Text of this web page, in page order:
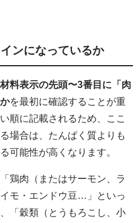
ンになっているか
料表示の先頭〜3番目に「肉
を最初に確認することが重
順に記載されるため、ここ
場合は、たんぱく質よりも
可能性が高くなります。
鶏肉（またはサーモン、ラ
モ・エンドウ豆…」といっ
「穀類（とうもろこし、小